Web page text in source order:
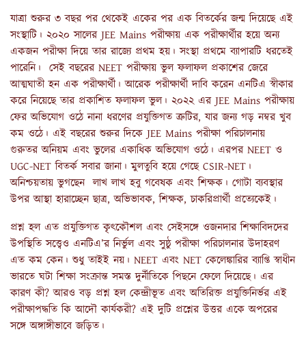
যাত্রা শুরুর ৩ বছর পর থেকেই একের পর এক বিতর্কের জন্ম দিয়েছে এই
সংস্থাটি। ২০২০ সালের JEE Mains পরীক্ষায় এক পরীক্ষার্থীর হয়ে অন্য
একজন পরীক্ষা দিয়ে তার রাজ্যে প্রথম হয়। সংস্থা প্রথমে ব্যাপারটি ধরতেই
পারেনি। সেই বছরের NEET পরীক্ষায় ভুল ফলাফল প্রকাশের জেরে
আত্মঘাতী হন এক পরীক্ষার্থী। আরেক পরীক্ষার্থী দাবি করেন এনটিএ স্বীকার
করে নিয়েছে তার প্রকাশিত ফলাফল ভুল। ২০২২ এর JEE Mains পরীক্ষায়
ফের অভিযোগ ওঠে নানা ধরণের প্রযুক্তিগত ত্রুটির, যার জন্য গড় নম্বর খুব
কম ওঠে। এই বছরের শুরুর দিকে JEE Mains পরীক্ষা পরিচালনায়
গুরুতর অনিয়ম এবং ভুলের একাধিক অভিযোগ ওঠে। এরপর NEET ও
UGC-NET বিতর্ক সবার জানা। মুলতুবি হয়ে গেছে CSIR-NET।
অনিশ্চয়তায় ভুগছেন লাখ লাখ হবু গবেষক এবং শিক্ষক। গোটা ব্যবস্থার
উপর আস্থা হারাচ্ছেন ছাত্র, অভিভাবক, শিক্ষক, চাকরিপ্রার্থী প্রত্যেকেই।
প্রশ্ন হল এত প্রযুক্তিগত কৃৎকৌশল এবং সেইসঙ্গে ওজনদার শিক্ষাবিদদের
উপস্থিতি সত্ত্বেও এনটিএ’র নির্ভুল এবং সুষ্ঠু পরীক্ষা পরিচালনার উদাহরণ
এত কম কেন। শুধু তাইই নয়। NEET এবং NET কেলেঙ্কারির ব্যাপ্তি স্বাধীন
ভারতে ঘটা শিক্ষা সংক্রান্ত সমস্ত দুর্নীতিকে পিছনে ফেলে দিয়েছে। এর
কারণ কী? আরও বড় প্রশ্ন হল কেন্দ্রীভূত এবং অতিরিক্ত প্রযুক্তিনির্ভর এই
পরীক্ষাপদ্ধতি কি আদৌ কার্যকরী? এই দুটি প্রশ্নের উত্তর একে অপরের
সঙ্গে অঙ্গাঙ্গীভাবে জড়িত।